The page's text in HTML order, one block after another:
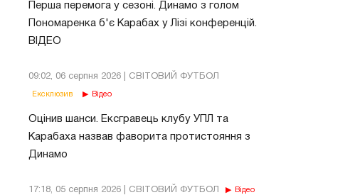
Перша перемога у сезоні. Динамо з голом
Пономаренка б'є Карабах у Лізі конференцій.
ВІДЕО
09:02, 06 серпня 2026 | СВІТОВИЙ ФУТБОЛ
Ексклюзив Відео
Оцінив шанси. Ексгравець клубу УПЛ та
Карабаха назвав фаворита протистояння з
Динамо
17:18, 05 серпня 2026 | СВІТОВИЙ ФУТБОЛ Відео